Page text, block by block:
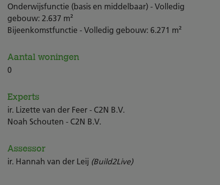
Onderwijsfunctie (basis en middelbaar) - Volledig
gebouw: 2.637 m²
Bijeenkomstfunctie - Volledig gebouw: 6.271 m²
Aantal woningen
0
Experts
ir. Lizette van der Feer - C2N B.V.
Noah Schouten - C2N B.V.
Assessor
ir. Hannah van der Leij (Build2Live)